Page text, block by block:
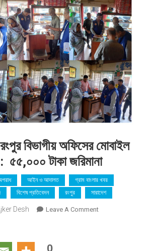
বিভাগীয় অফিসের মোবাইল
৫৫,০০০ টাকা জরিমানা
আইন ও আদালত
গ্রাম বাংলার খবর
বিশেষ প্রতিবেদন রংপুর সারাদেশ
Desh Leave A CommentOn
0